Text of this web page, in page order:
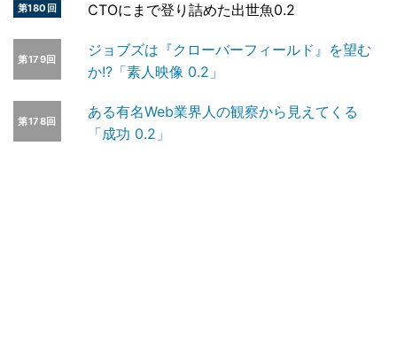
第180回 CTOにまで登り詰めた出世魚0.2
第179回
ジョブズは『クローバーフィールド』を望む
か!?「素人映像 0.2」
第178回
ある有名Web業界人の観察から見えてくる
「成功 0.2」